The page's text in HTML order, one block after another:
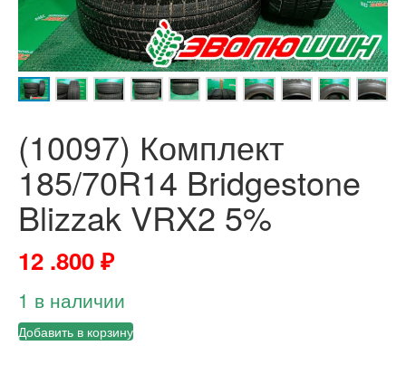
(10097) Комплект
185/70R14 Bridgestone
Blizzak VRX2 5%
12 .800₽
1 в наличии
Добавить в корзину